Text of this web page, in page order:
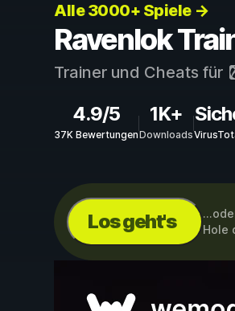
Alle 3000+ Spiele →
Ravenlok
Trainer und Cheats für
4.9/5
37K Bewertungen
1K+
Downloads
Los geht's
Hole